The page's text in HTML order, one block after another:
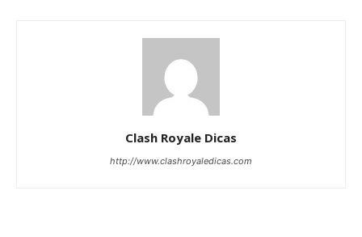
Clash Royale Dicas
http://www.clashroyaledicas.com